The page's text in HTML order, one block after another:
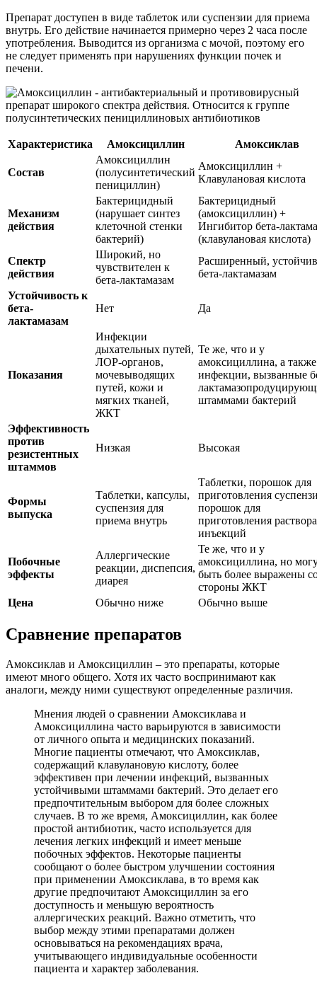
Препарат доступен в виде таблеток или суспензии для приема
внутрь. Его действие начинается примерно через 2 часа после
употребления. Выводится из организма с мочой, поэтому его
не следует применять при нарушениях функции почек и
печени.
Характеристика Амоксициллин Амоксиклав
Состав
Амоксициллин
(полусинтетический
пенициллин)
Амоксициллин +
Клавулановая кислота
Механизм
действия
Бактерицидный
(нарушает синтез
клеточной стенки
бактерий)
Бактерицидный
(амоксициллин) +
Ингибитор бета-
(клавулановая кислота)
Спектр
действия
Широкий, но
чувствителен к
бета-лактамазам
Расширенный,
бета-лактамазам
Устойчивость к
бета-
лактамазам
Нет Да
Показания
Инфекции
дыхательных путей,
ЛОР-органов,
мочевыводящих
путей, кожи и
мягких тканей,
ЖКТ
Те же, что и у
амоксициллина, а также
инфекции, вызванные
штаммами бактерий
Эффективность
против
резистентных
штаммов
Низкая Высокая
Формы
выпуска
Таблетки, капсулы,
суспензия для
приема внутрь
Таблетки, порошок для
приготовления
порошок для
приготовления
инъекций
Побочные
эффекты
Аллергические
реакции, диспепсия,
диарея
Те же, что и у
амоксициллина, но
быть более выражены
стороны ЖКТ
Цена
Обычно ниже Обычно выше
Сравнение препаратов
Амоксиклав и Амоксициллин – это препараты, которые
имеют много общего. Хотя их часто воспринимают как
аналоги, между ними существуют определенные различия.
Мнения людей о сравнении Амоксиклава и
Амоксициллина часто варьируются в зависимости
от личного опыта и медицинских показаний.
Многие пациенты отмечают, что Амоксиклав,
содержащий клавулановую кислоту, более
эффективен при лечении инфекций, вызванных
устойчивыми штаммами бактерий. Это делает его
предпочтительным выбором для более сложных
случаев. В то же время, Амоксициллин, как более
простой антибиотик, часто используется для
лечения легких инфекций и имеет меньше
побочных эффектов. Некоторые пациенты
сообщают о более быстром улучшении состояния
при применении Амоксиклава, в то время как
другие предпочитают Амоксициллин за его
доступность и меньшую вероятность
аллергических реакций. Важно отметить, что
выбор между этими препаратами должен
основываться на рекомендациях врача,
учитывающего индивидуальные особенности
пациента и характер заболевания.